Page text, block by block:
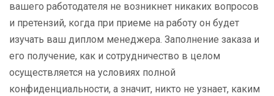
вашего работодателя не возникнет никаких вопросов
и претензий, когда при приеме на работу он будет
изучать ваш диплом менеджера. Заполнение заказа и
его получение, как и сотрудничество в целом
осуществляется на условиях полной
конфиденциальности, а значит, никто не узнает, каким